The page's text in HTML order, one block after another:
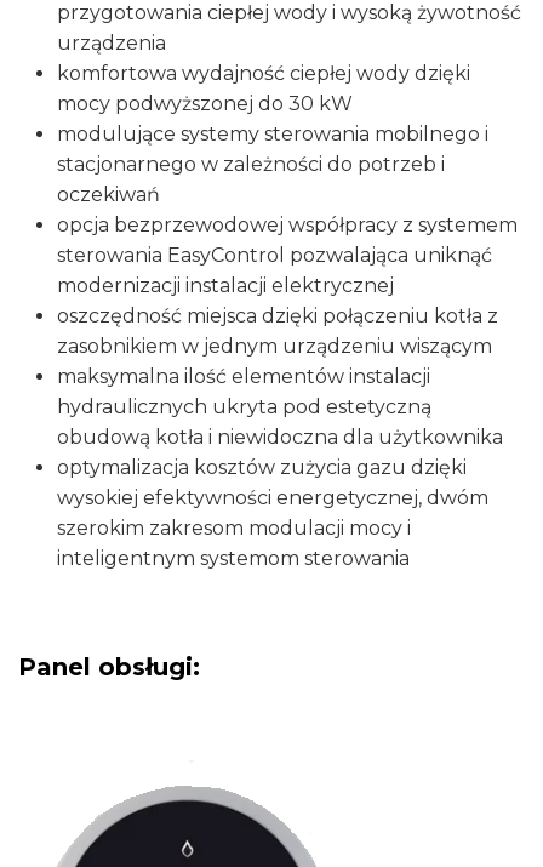
przygotowania ciepłej wody i wysoką żywotność
urządzenia
komfortowa wydajność ciepłej wody dzięki
mocy podwyższonej do 30 kW
modulujące systemy sterowania mobilnego i
stacjonarnego w zależności do potrzeb i
oczekiwań
opcja bezprzewodowej współpracy z systemem
sterowania EasyControl pozwalająca uniknąć
modernizacji instalacji elektrycznej
oszczędność miejsca dzięki połączeniu kotła z
zasobnikiem w jednym urządzeniu wiszącym
maksymalna ilość elementów instalacji
hydraulicznych ukryta pod estetyczną
obudową kotła i niewidoczna dla użytkownika
optymalizacja kosztów zużycia gazu dzięki
wysokiej efektywności energetycznej, dwóm
szerokim zakresom modulacji mocy i
inteligentnym systemom sterowania
Panel obsługi: